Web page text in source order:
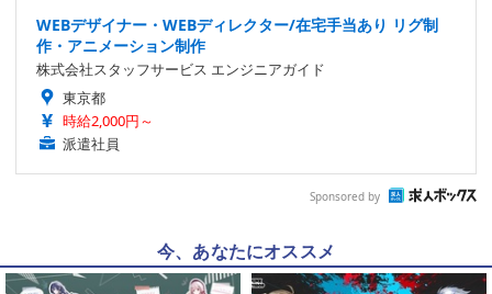
WEBデザイナー・WEBディレクター/在宅手当あり リグ制
作・アニメーション制作
株式会社スタッフサービス エンジニアガイド
東京都
時給2,000円～
派遣社員
Sponsored by
今、あなたにオススメ